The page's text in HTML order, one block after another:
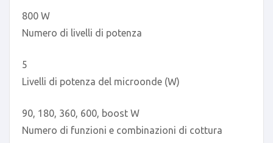
800 W
Numero di livelli di potenza
5
Livelli di potenza del microonde (W)
90, 180, 360, 600, boost W
Numero di funzioni e combinazioni di cottura